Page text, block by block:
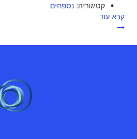
קטיגוריה: נספחים
קרא עוד